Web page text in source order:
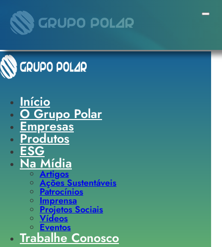
Início
O Grupo Polar
Empresas
Produtos
ESG
Na Mídia
Artigos
Ações Sustentáveis
Patrocínios
Imprensa
Projetos Sociais
Vídeos
Eventos
Trabalhe Conosco